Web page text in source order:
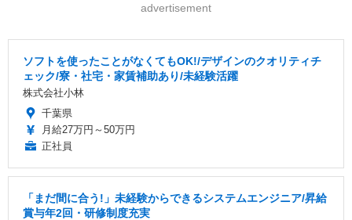
advertisement
ソフトを使ったことがなくてもOK!/デザインのクオリティチ
ェック/寮・社宅・家賃補助あり/未経験活躍
株式会社小林
千葉県
月給27万円～50万円
正社員
「まだ間に合う!」未経験からできるシステムエンジニア/昇給
賞与年2回・研修制度充実